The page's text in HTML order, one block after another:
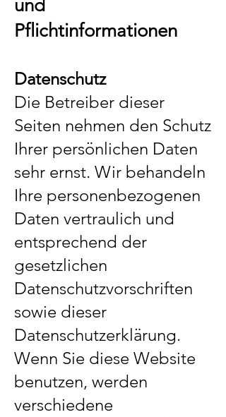
und
Pflichtinformationen
Datenschutz
Die Betreiber dieser
Seiten nehmen den Schutz
Ihrer persönlichen Daten
sehr ernst. Wir behandeln
Ihre personenbezogenen
Daten vertraulich und
entsprechend der
gesetzlichen
Datenschutzvorschriften
sowie dieser
Datenschutzerklärung.
Wenn Sie diese Website
benutzen, werden
verschiedene